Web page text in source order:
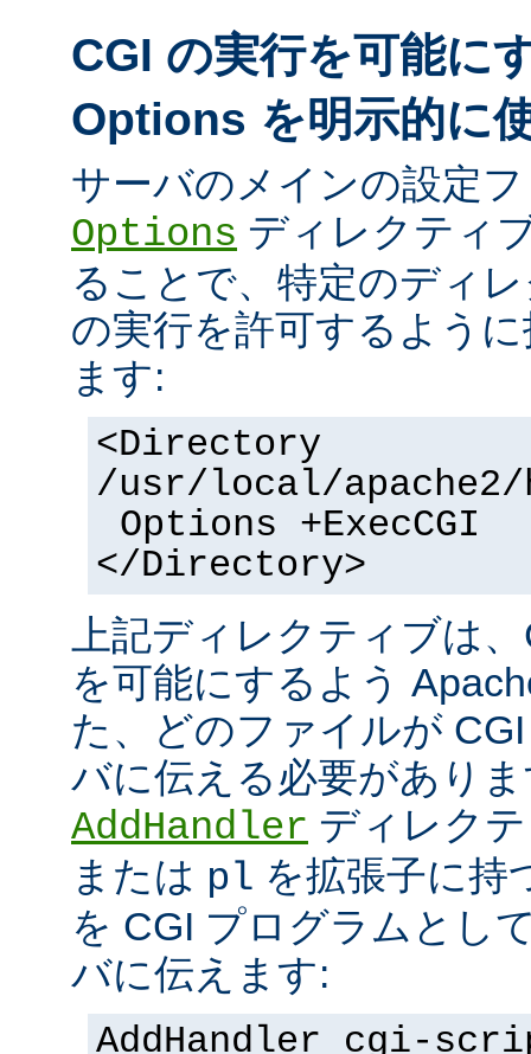
CGI の実行を可能に
Options を明示的に
サーバのメインの設定
Options ディレクティ
ることで、特定のディ
の実行を許可するよう
ます:
<Directory
/usr/local/apache2/
Options +ExecCGI
</Directory>
上記ディレクティブは
を可能にするよう
た、どのファイルが
バに伝える必要があり
AddHandler ディレク
または pl を拡張子に持
を CGI プログラムとし
バに伝えます:
AddHandler cgi-